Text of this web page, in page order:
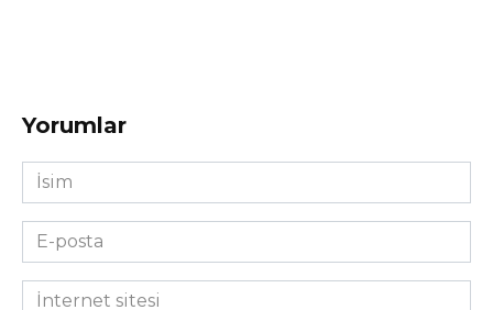
Yorumlar
İsim
*
E-
posta
*İnternet